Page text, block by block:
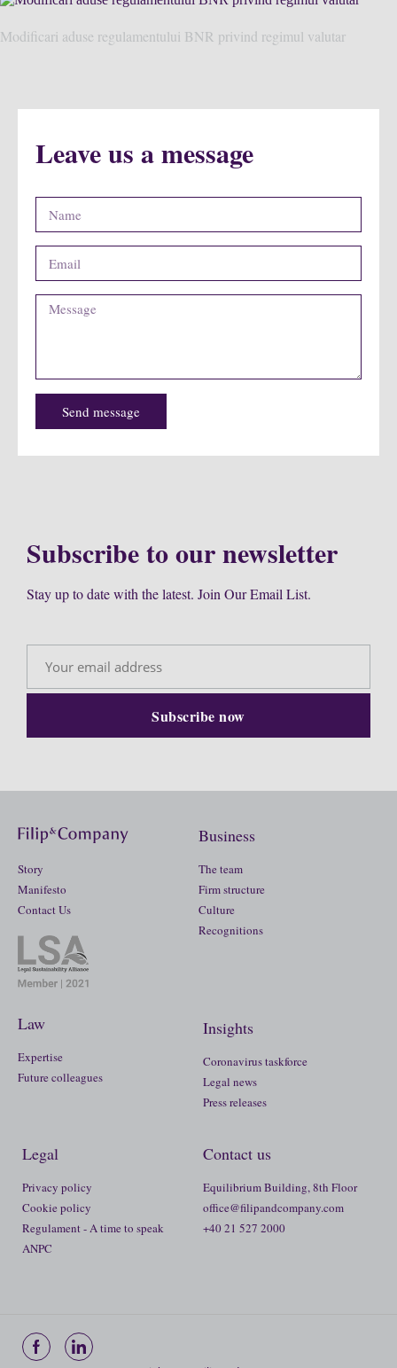
Modificari aduse regulamentului BNR privind regimul valutar
Leave us a message
Send message
Subscribe to our newsletter
Stay up to date with the latest. Join Our Email List.
Story
Manifesto
Contact Us
Business
The team
Firm structure
Culture
Recognitions
Law
Expertise
Future colleagues
Insights
Coronavirus taskforce
Legal news
Press releases
Legal
Privacy policy
Cookie policy
Regulament - A time to speak
ANPC
Contact us
Equilibrium Building, 8th Floor
office@filipandcompany.com
+40 21 527 2000